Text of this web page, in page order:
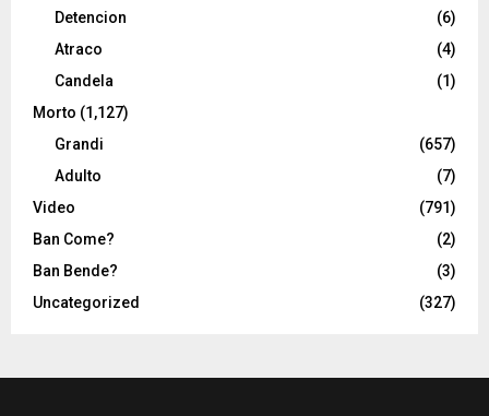
Detencion
(6)
Atraco
(4)
Candela
(1)
Morto (1,127)
Grandi
(657)
Adulto
(7)
Video
(791)
Ban Come?
(2)
Ban Bende?
(3)
Uncategorized
(327)